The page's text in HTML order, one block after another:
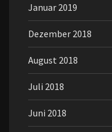
Januar 2019
Dezember 2018
August 2018
Juli 2018
Juni 2018